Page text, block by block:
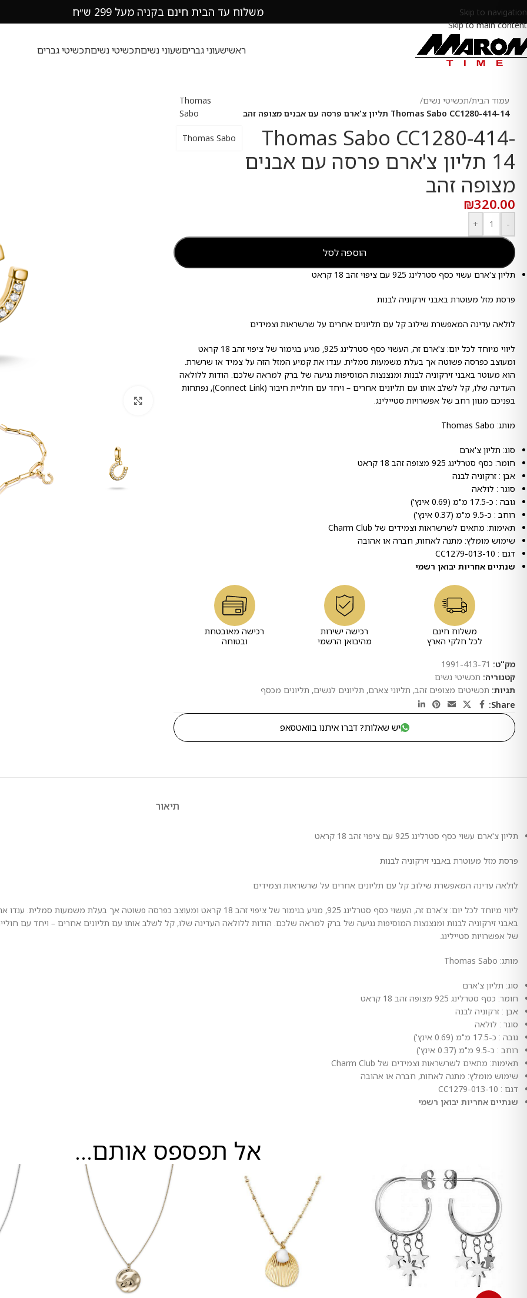
Skip to navigation
Skip to main content
משלוח עד הבית חינם בקניה מעל 299 ש״ח
ראשישעוני גבריםשעוני נשיםתכשיטי נשיםתכשיטי גברים
עמוד הבית/תכשיטי נשים/
Thomas Sabo CC1280-414-14 תליון צ'ארם פרסה עם אבנים מצופה זהב
Thomas
Sabo
Thomas Sabo CC1280-414-
14 תליון צ'ארם פרסה עם אבנים
מצופה זהב
Thomas Sabo
₪320.00
-
+
הוספה לסל
תליון צ'ארם עשוי כסף סטרלינג 925 עם ציפוי זהב 18 קראט
פרסת מזל מעוטרת באבני זירקוניה לבנות
לולאה עדינה המאפשרת שילוב קל עם תליונים אחרים על שרשראות וצמידים
ליווי מיוחד לכל יום: צ'ארם זה, העשוי כסף סטרלינג 925, מגיע בגימור של ציפוי זהב 18 קראט
ומעוצב כפרסה פשוטה אך בעלת משמעות סמלית. ענדו את קמיע המזל הזה על צמיד או שרשרת.
הוא מעוטר באבני זירקוניה לבנות ומנצנצות המוסיפות נגיעה של ברק למראה שלכם. הודות ללולאה
העדינה שלו, קל לשלב אותו עם תליונים אחרים – ויחד עם חוליית חיבור (Connect Link), נפתחות
בפניכם מגוון רחב של אפשרויות סטיילינג.
מותג: Thomas Sabo
סוג: תליון צ'ארם
חומר: כסף סטרלינג 925 מצופה זהב 18 קראט
אבן : זרקוניה לבנה
סוגר : לולאה
גובה : כ-17.5 מ"מ (0.69 אינץ')
רוחב : כ-9.5 מ"מ (0.37 אינץ')
תאימות: מתאים לשרשראות וצמידים של Charm Club
שימוש מומלץ: מתנה לאחות, חברה או אהובה
דגם : CC1279-013-10
שנתיים אחריות יבואן רשמי
משלוח חינם
לכל חלקי הארץ
רכישה ישירות
מהיבואן הרשמי
רכישה מאובטחת
ובטוחה
מק"ט: 1991-413-71
קטגוריה: תכשיטי נשים
תגיות: תכשיטים מצופים זהב, תליוני צארם, תליונים לנשים, תליונים מכסף
Share:
יש שאלות? דברו איתנו בוואטסאפ
תיאור
תליון צ'ארם עשוי כסף סטרלינג 925 עם ציפוי זהב 18 קראט
פרסת מזל מעוטרת באבני זירקוניה לבנות
לולאה עדינה המאפשרת שילוב קל עם תליונים אחרים על שרשראות וצמידים
ליווי מיוחד לכל יום: צ'ארם זה, העשוי כסף סטרלינג 925, מגיע בגימור של ציפוי זהב 18 קראט ומעוצב
של אפשרויות סטיילינג.
מותג: Thomas Sabo
סוג: תליון צ'ארם
חומר: כסף סטרלינג 925 מצופה זהב 18 קראט
אבן : זרקוניה לבנה
סוגר : לולאה
גובה : כ-17.5 מ"מ (0.69 אינץ')
רוחב : כ-9.5 מ"מ (0.37 אינץ')
תאימות: מתאים לשרשראות וצמידים של Charm Club
שימוש מומלץ: מתנה לאחות, חברה או אהובה
דגם : CC1279-013-10
שנתיים אחריות יבואן רשמי
אל תפספס אותם...